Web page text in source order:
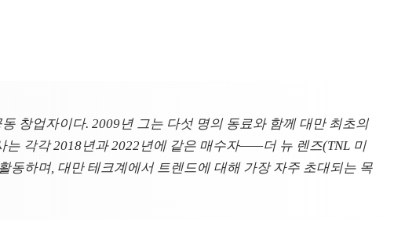
창업자이다. 2009년 그는 다섯 명의 동료와 함께 대만 최초의
각각 2018년과 2022년에 같은 매수자——더 뉴 렌즈(TNL 미
하며, 대만 테크계에서 트렌드에 대해 가장 자주 초대되는 목